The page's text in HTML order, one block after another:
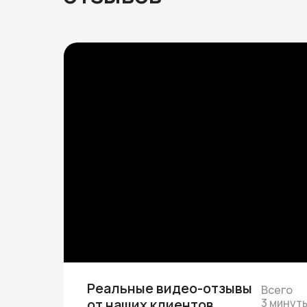
Реальные видео-отзывы
Всего
3